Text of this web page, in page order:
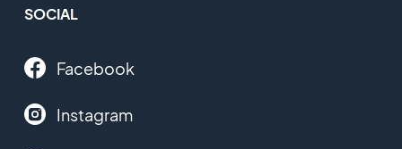
SOCIAL
Facebook
Instagram